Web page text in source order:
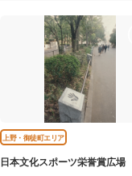
上野・御徒町エリア
日本文化スポーツ栄誉賞広場